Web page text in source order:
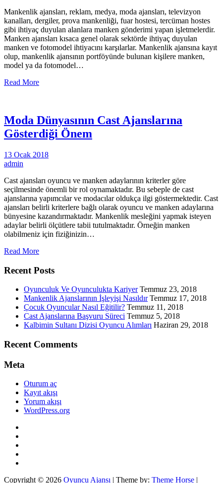
Mankenlik ajansları, reklam, medya, moda ajansları, televizyon
kanalları, dergiler, prova mankenliği, fuar hostesi, tercüman hostes
gibi ihtiyaç duyulan alanlara manken gönderimi yapan işletmelerdir.
Manken ajansları kısaca genel olarak sektörde ihtiyaç duyulan
manken ve fotomodel ihtiyacını karşılarlar. Mankenlik ajansına kayıt
olup, mankenlik ajansının portföyünde bulunan kişilere manken,
model ya da fotomodel…
Read More
Moda Dünyasının Cast Ajanslarına
Gösterdiği Önem
13 Ocak 2018
admin
Cast ajansları oyuncu ve manken adaylarının kriterler göre
seçilmesinde önemli bir rol oynamaktadır. Bu sebeple de cast
ajanslarına yapımcılar ve modacılar oldukça ilgi göstermektedir. Cast
ajansları belirli kriterlere bağlı olarak oyuncu ve manken adaylarına
bünyesine kazandırmaktadır. Mankenlik mesleğini yapmak isteyen
adaylar belirli ölçütlere tabii tutulmaktadır. Örneğin manken
olabilmeniz için fiziğinizin…
Read More
Recent Posts
Oyunculuk Ve Oyunculukta Kariyer Temmuz 23, 2018
Mankenlik Ajanslarının İşleyişi Nasıldır Temmuz 17, 2018
Çocuk Oyuncular Nasıl Eğitilir? Temmuz 11, 2018
Cast Ajanslarına Başvuru Süreci Temmuz 5, 2018
Kalbimin Sultanı Dizisi Oyuncu Alımları Haziran 29, 2018
Recent Comments
Meta
Oturum aç
Kayıt akışı
Yorum akışı
WordPress.org
Copyright © 2026 Oyuncu Ajansı | Theme by: Theme Horse |